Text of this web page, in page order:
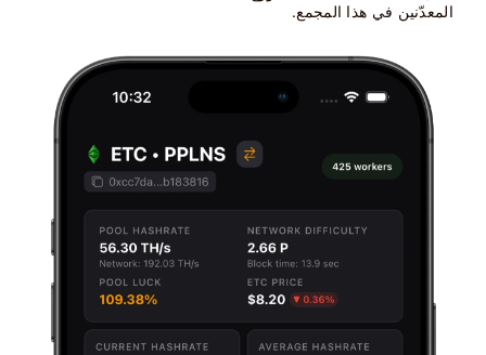
المعدّنين في هذا المجمع.